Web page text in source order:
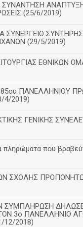
(25/6/2019)
ΣΥΝΕΡΓΕΙΟ
(29/5/2019)
ΕΘΝΙΚΩΝ
ΠΑΝΕΛΛΗΝΙΟΥ
4/2019)
ΓΕΝΙΚΗΣ
πληρώματα που
ΣΧΟΛΗΣ
ΣΥΜΠΛΗΡΩΣΗ
3ο ΠΑΝΕΛΛΗΝΙΟ
12/2018)